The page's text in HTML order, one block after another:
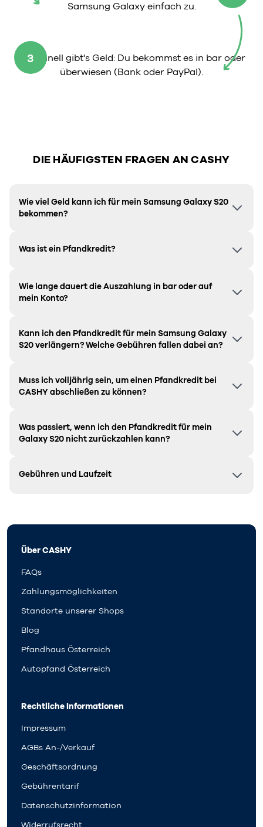
Samsung Galaxy einfach zu.
3
So schnell gibt's Geld: Du bekommst es in bar oder
überwiesen (Bank oder PayPal).
DIE HÄUFIGSTEN FRAGEN AN CASHY
Wie viel Geld kann ich für mein Samsung Galaxy S20
bekommen?
Was ist ein Pfandkredit?
Wie lange dauert die Auszahlung in bar oder auf
mein Konto?
Kann ich den Pfandkredit für mein Samsung Galaxy
S20verlängern? Welche Gebühren fallen dabei an?
Muss ich volljährig sein, um einen Pfandkredit bei
CASHY abschließen zu können?
Was passiert, wenn ich den Pfandkredit für mein
Galaxy S20 nicht zurückzahlen kann?
Gebühren und Laufzeit
Über CASHY
FAQs
Zahlungsmöglichkeiten
Standorte unserer Shops
Blog
Pfandhaus Österreich
Autopfand Österreich
Rechtliche Informationen
Impressum
AGBs An-/Verkauf
Geschäftsordnung
Gebührentarif
Datenschutzinformation
Widerrufsrecht